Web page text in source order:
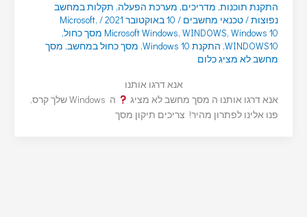
התקנת תוכנות, מדריכים, מערכת הפעלה, תקלות במחשב
נפוצות/טכנאי מחשבים / 10 באוקטובר 2021 /
Microsoft,
Microsoft Windows,WINDOWS,Windows 10 מסך כחול
,
WINDOWS10
, התקנת Windows 10 , מסך כחול במחשב, מסך
מחשב לא מציג כלום
אנא דרגו אותנו
אנא דרגו אותנו ה מסך מחשב לא מציג
ה Windows שלך קרס,
פנו אלינו לפתרון מהיר! צריכים תיקון מסך